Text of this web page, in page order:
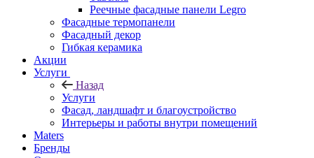
Реечные фасадные панели Legro
Фасадные термопанели
Фасадный декор
Гибкая керамика
Акции
Услуги
Назад
Услуги
Фасад, ландшафт и благоустройство
Интерьеры и работы внутри помещений
Maters
Бренды